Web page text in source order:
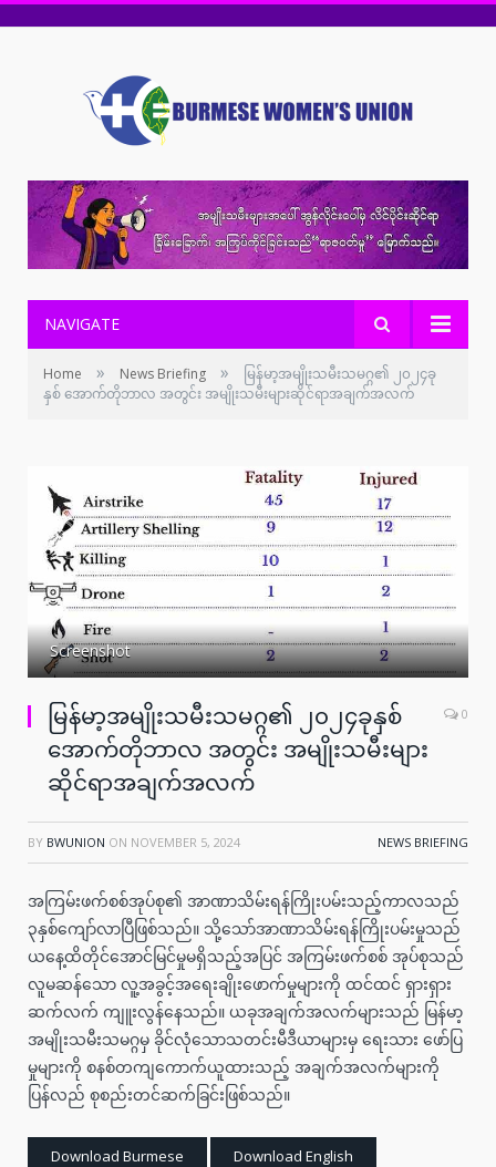
NAVIGATE
Home » News Briefing »
မြန်မာ့အမျိုးသမီးသမဂ္ဂ၏ ၂၀၂၄ခု
နှစ် အောက်တိုဘာလ အတွင်း အမျိုးသမီးများဆိုင်ရာအချက်အလက်
Screenshot
မြန်မာ့အမျိုးသမီးသမဂ္ဂ၏ ၂၀၂၄ခုနှစ်
အောက်တိုဘာလ အတွင်း အမျိုးသမီးများ
ဆိုင်ရာအချက်အလက်
0
BY BWUNION ON NOVEMBER 5, 2024 NEWS BRIEFING
အကြမ်းဖက်စစ်အုပ်စု၏ အာဏာသိမ်းရန်ကြိုးပမ်းသည့်ကာလသည်
၃နှစ်ကျော်လာပြီဖြစ်သည်။ သို့သော်အာဏာသိမ်းရန်ကြိုးပမ်းမှုသည်
ယနေ့ထိတိုင်အောင်မြင်မှုမရှိသည့်အပြင် အကြမ်းဖက်စစ် အုပ်စုသည်
လူမဆန်သော လူ့အခွင့်အရေးချိုးဖောက်မှုများကို ထင်ထင် ရှားရှား
ဆက်လက် ကျူးလွန်နေသည်။ ယခုအချက်အလက်များသည် မြန်မာ့
အမျိုးသမီးသမဂ္ဂမှ ခိုင်လုံသောသတင်းမီဒီယာများမှ ရေးသား ဖော်ပြ
မှုများကို စနစ်တကျကောက်ယူထားသည့် အချက်အလက်များကို
ပြန်လည် စုစည်းတင်ဆက်ခြင်းဖြစ်သည်။
Download Burmese
Download English